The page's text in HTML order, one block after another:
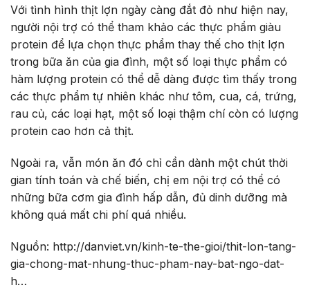
Với tình hình thịt lợn ngày càng đắt đỏ như hiện nay,
người nội trợ có thể tham khảo các thực phẩm giàu
protein để lựa chọn thực phẩm thay thế cho thịt lợn
trong bữa ăn của gia đình, một số loại thực phẩm có
hàm lượng protein có thể dễ dàng được tìm thấy trong
các thực phẩm tự nhiên khác như tôm, cua, cá, trứng,
rau củ, các loại hạt, một số loại thậm chí còn có lượng
protein cao hơn cả thịt.
Ngoài ra, vẫn món ăn đó chỉ cần dành một chút thời
gian tính toán và chế biến, chị em nội trợ có thể có
những bữa cơm gia đình hấp dẫn, đủ dinh dưỡng mà
không quá mất chi phí quá nhiều.
Nguồn: http://danviet.vn/kinh-te-the-gioi/thit-lon-tang-
gia-chong-mat-nhung-thuc-pham-nay-bat-ngo-dat-
h…